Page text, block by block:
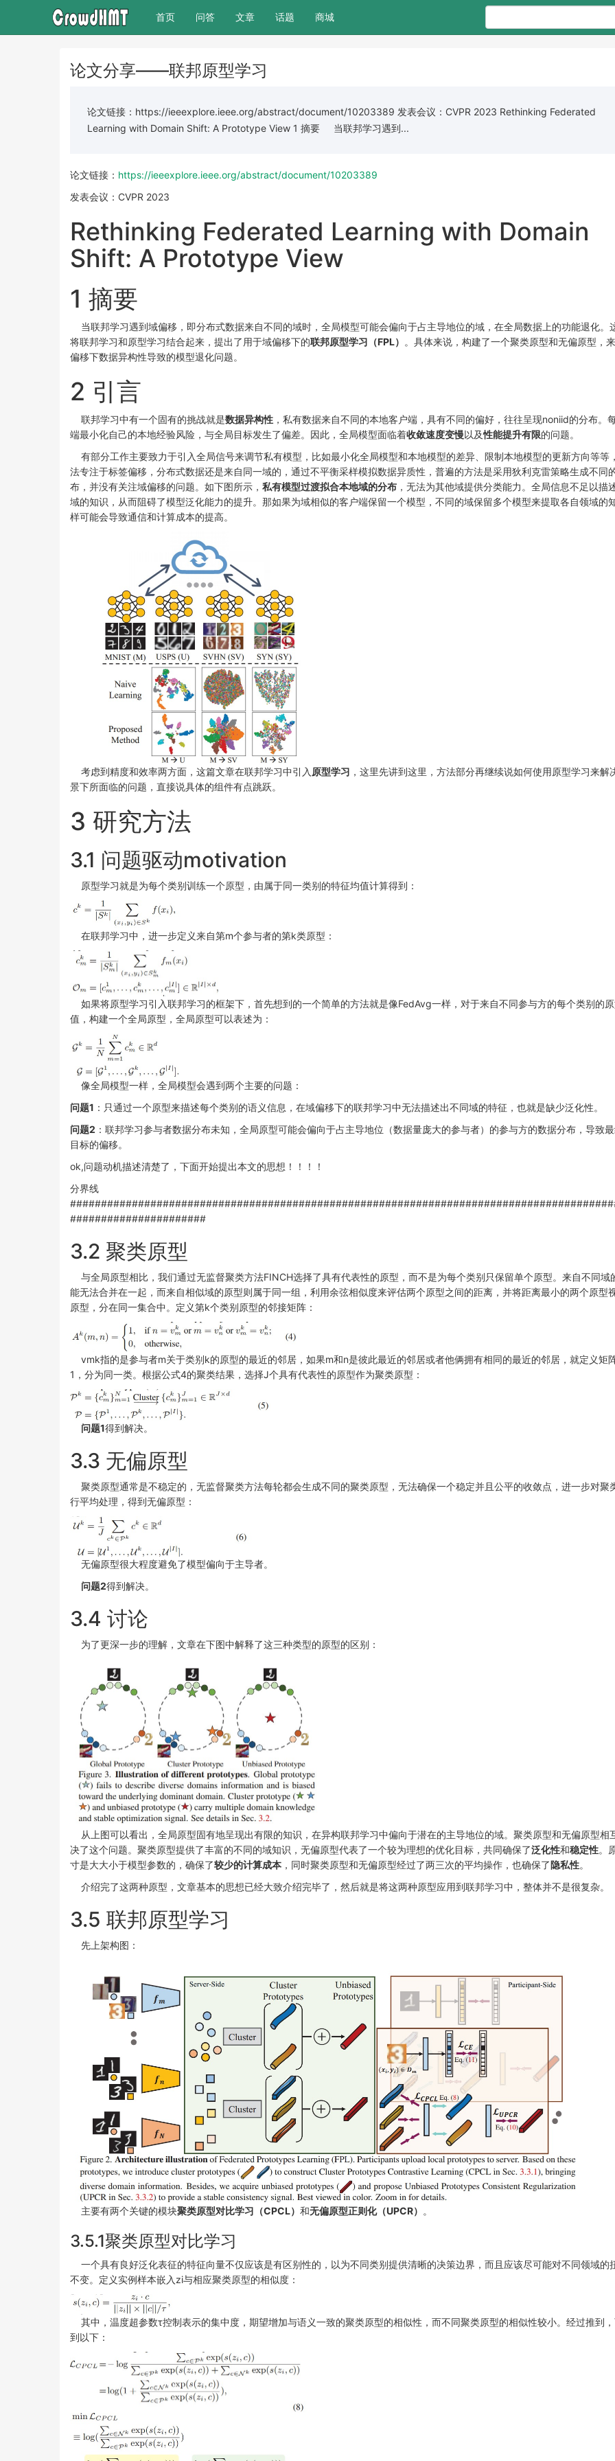
首页(current)
问答 文章 话题 商城
论文分享——联邦原型学习
论文链接：https://ieeexplore.ieee.org/abstract/document/10203389 发表会议：CVPR 2023 Rethinking Federated
Learning with Domain Shift: A Prototype View 1 摘要 当联邦学习遇到...
论文链接： https://ieeexplore.ieee.org/abstract/document/10203389
发表会议：CVPR 2023
Rethinking Federated Learning with Domain
Shift: A Prototype View
1 摘要
当联邦学习遇到域偏移，即分布式数据来自不同的域时，全局模型可能会偏向于占主导地位的域，在全局数据上的功能退化。
将联邦学习和原型学习结合起来，提出了用于域偏移下的联邦原型学习（FPL） 。具体来说，构建了一个聚类原型和无偏原型，
偏移下数据异构性导致的模型退化问题。
2 引言
联邦学习中有一个固有的挑战就是数据异构性 ，私有数据来自不同的本地客户端，具有不同的偏好，往往呈现noniid的分布。
端最小化自己的本地经验风险，与全局目标发生了偏差。因此，全局模型面临着收敛速度变慢以及性能提升有限的问题。
有部分工作主要致力于引入全局信号来调节私有模型，比如最小化全局模型和本地模型的差异、限制本地模型的更新方向等等
法专注于标签偏移，分布式数据还是来自同一域的，通过不平衡采样模拟数据异质性，普遍的方法是采用狄利克雷策略生成不同
布，并没有关注域偏移的问题。如下图所示， 私有模型过渡拟合本地域的分布 ，无法为其他域提供分类能力。全局信息不足以描
域的知识，从而阻碍了模型泛化能力的提升。那如果为域相似的客户端保留一个模型，不同的域保留多个模型来提取各自领域的
样可能会导致通信和计算成本的提高。
考虑到精度和效率两方面，这篇文章在联邦学习中引入 原型学习 ，这里先讲到这里，方法部分再继续说如何使用原型学习来解
景下所面临的问题，直接说具体的组件有点跳跃。
3 研究方法
3.1 问题驱动motivation
原型学习就是为每个类别训练一个原型，由属于同一类别的特征均值计算得到：
在联邦学习中，进一步定义来自第m个参与者的第k类原型：
如果将原型学习引入联邦学习的框架下，首先想到的一个简单的方法就是像FedAvg一样，对于来自不同参与方的每个类别的
值，构建一个全局原型，全局原型可以表述为：
像全局模型一样，全局模型会遇到两个主要的问题：
问题1 ：只通过一个原型来描述每个类别的语义信息，在域偏移下的联邦学习中无法描述出不同域的特征，也就是缺少泛化性。
问题2 ：联邦学习参与者数据分布未知，全局原型可能会偏向于占主导地位（数据量庞大的参与者）的参与方的数据分布，导致
目标的偏移。
ok,问题动机描述清楚了，下面开始提出本文的思想！！！！
分界线
######################
3.2 聚类原型
与全局原型相比，我们通过无监督聚类方法FINCH选择了具有代表性的原型，而不是为每个类别只保留单个原型。来自不同域
能无法合并在一起，而来自相似域的原型则属于同一组，利用余弦相似度来评估两个原型之间的距离，并将距离最小的两个原型
原型，分在同一集合中。定义第k个类别原型的邻接矩阵：
vmk指的是参与者m关于类别k的原型的最近的邻居，如果m和n是彼此最近的邻居或者他俩拥有相同的最近的邻居，就定义矩
1，分为同一类。根据公式4的聚类结果，选择J个具有代表性的原型作为聚类原型：
问题1得到解决。
3.3 无偏原型
聚类原型通常是不稳定的，无监督聚类方法每轮都会生成不同的聚类原型，无法确保一个稳定并且公平的收敛点，进一步对聚
行平均处理，得到无偏原型：
无偏原型很大程度避免了模型偏向于主导者。
问题2得到解决。
3.4 讨论
为了更深一步的理解，文章在下图中解释了这三种类型的原型的区别：
从上图可以看出，全局原型固有地呈现出有限的知识，在异构联邦学习中偏向于潜在的主导地位的域。聚类原型和无偏原型相
决了这个问题。聚类原型提供了丰富的不同的域知识，无偏原型代表了一个较为理想的优化目标，共同确保了泛化性和稳定性。
寸是大大小于模型参数的，确保了较少的计算成本 ，同时聚类原型和无偏原型经过了两三次的平均操作，也确保了隐私性。
介绍完了这两种原型，文章基本的思想已经大致介绍完毕了，然后就是将这两种原型应用到联邦学习中，整体并不是很复杂。
3.5 联邦原型学习
先上架构图：
主要有两个关键的模块聚类原型对比学习（CPCL） 和无偏原型正则化（UPCR） 。
3.5.1聚类原型对比学习
一个具有良好泛化表征的特征向量不仅应该是有区别性的，以为不同类别提供清晰的决策边界，而且应该尽可能对不同领域的
不变。定义实例样本嵌入zi与相应聚类原型的相似度：
其中，温度超参数τ控制表示的集中度，期望增加与语义一致的聚类原型的相似性，而不同聚类原型的相似性较小。经过推到
到以下：